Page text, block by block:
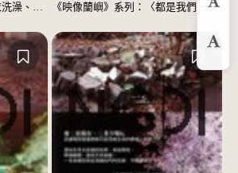
《映像蘭嶼》系列：〈洗衣洗澡、都在這裡〉 《映像蘭嶼》系列：〈都是我們一家人〉
放